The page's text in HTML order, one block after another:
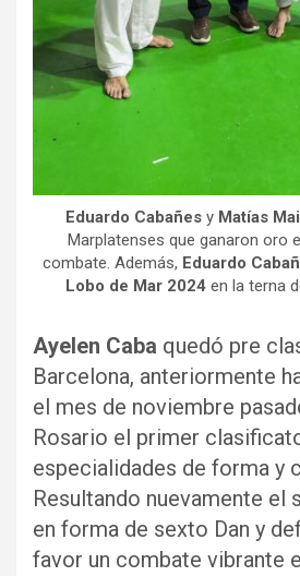
Eduardo Cabañes y Matías
Marplatenses que ganaron oro
combate. Además, Eduardo
Lobo de Mar 2024en la terna
Ayelen Caba quedó pre
Barcelona, anteriormente
el mes de noviembre
Rosario el primer
especialidades de forma y
Resultando nuevamente el
en forma de sexto Dan y
favor un combate vibrante